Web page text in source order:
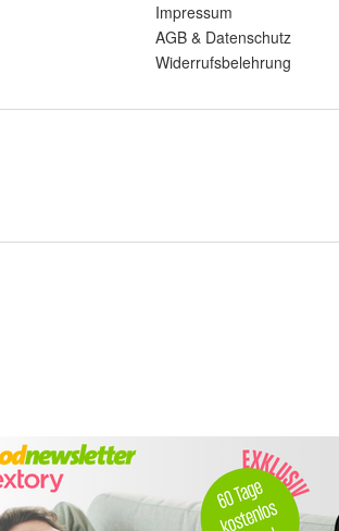
Impressum
AGB & Datenschutz
Widerrufsbelehrung